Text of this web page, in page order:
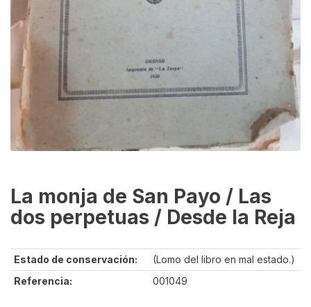
La monja de San Payo / Las
dos perpetuas / Desde la Reja
Estado de conservación:
(Lomo del libro en mal estado.)
Referencia:
001049